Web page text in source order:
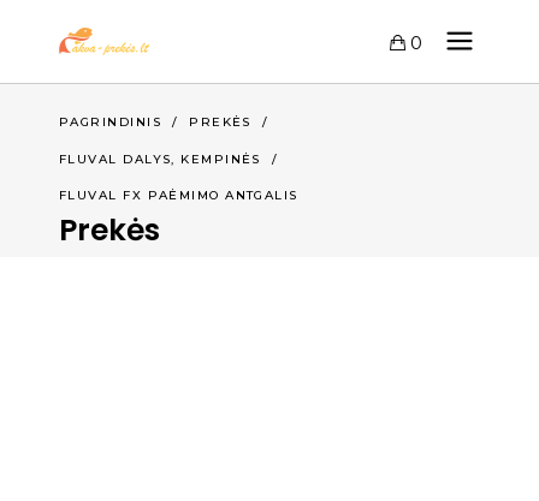
0
PAGRINDINIS / PREKĖS /
FLUVAL DALYS, KEMPINĖS /
FLUVAL FX PAĖMIMO ANTGALIS
Prekės